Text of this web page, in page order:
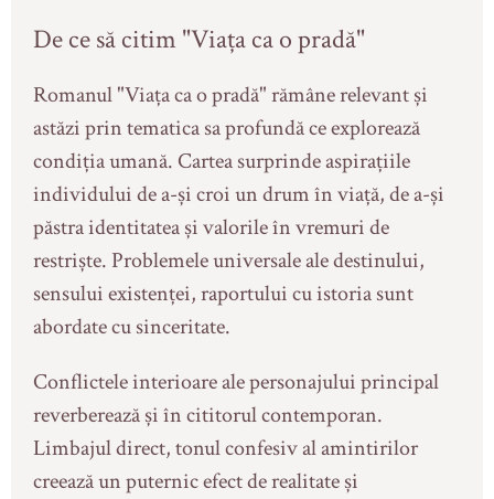
De ce să citim "Viața ca o pradă"
Romanul "Viața ca o pradă" rămâne relevant și
astăzi prin tematica sa profundă ce explorează
condiția umană. Cartea surprinde aspirațiile
individului de a-și croi un drum în viață, de a-și
păstra identitatea și valorile în vremuri de
restriște. Problemele universale ale destinului,
sensului existenței, raportului cu istoria sunt
abordate cu sinceritate.
Conflictele interioare ale personajului principal
reverberează și în cititorul contemporan.
Limbajul direct, tonul confesiv al amintirilor
creează un puternic efect de realitate și